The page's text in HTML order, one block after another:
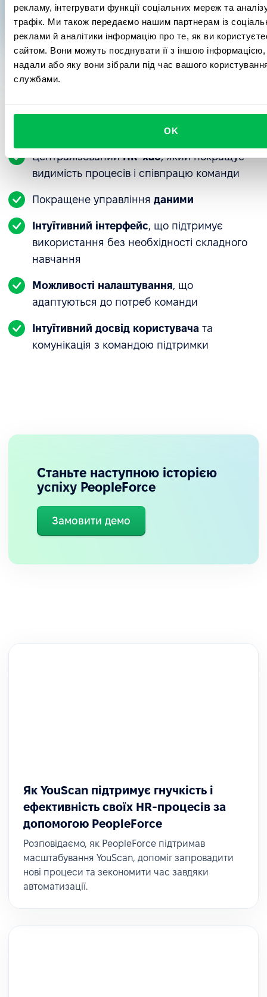
рекламу, інтегрувати функції соціальних мереж та
трафік. Ми також передаємо нашим партнерам із
реклами й аналітики інформацію про те, як ви
сайтом. Вони можуть поєднувати її з іншою інформацією,
надали або яку вони зібрали під час вашого
службами.
OK
Запуск внутрішніх опитувань
зворотного зв'язку
Компанія впровадила щоденні опитування
задоволеності та готує ширші внутрішні
Покращення видимості за допомогою
компанії. Її зрозумілість і легкий доступ
підпорядкування. Сучасний мінімалістичний
інтерфейс системи відповідає стилю бренду
Керівник напрямку комунікацій та
PeopleForce
ЦентралізованийHR-хаб, який покращує
видимість процесів і співпрацю команди
Покращене управління даними
Інтуїтивний інтерфейс, що підтримує
використання без необхідності складного
навчання
Можливості налаштування, що
адаптуються до потреб команди
Інтуїтивний досвід користувача та
комунікація з командою підтримки
Станьте наступною історією
успіху PeopleForce
Замовити демо
Як YouScan підтримує гнучкість і
ефективність своїх HR-процесів за
допомогою PeopleForce
Розповідаємо, як PeopleForce підтримав
масштабування YouScan, допоміг запровадити
нові процеси та зекономити час завдяки
автоматизації.